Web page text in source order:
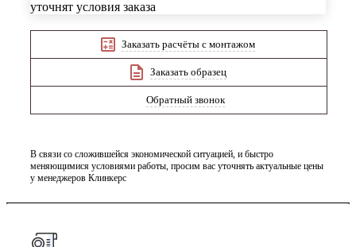
уточнят условия заказа
Заказать расчёты с монтажом
Заказать образец
Обратный звонок
В связи со сложившейся экономической ситуацией, и быстро
меняющимися условиями работы, просим вас уточнять актуальные цены
у менеджеров Клинкерс